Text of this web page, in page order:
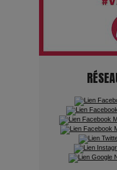
Pourquoi
Entreprises
les Cibles des
Les 3
Quand
Lola
Paradoxe